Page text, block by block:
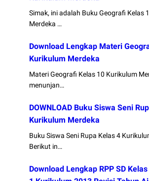
Simak, ini adalah Buku Geografi Kelas
Merdeka …
Download Lengkap Materi
Kurikulum Merdeka
Materi Geografi Kelas 10 Kurikulum
menunjan…
DOWNLOAD Buku Siswa Seni
Kurikulum Merdeka
Buku Siswa Seni Rupa Kelas 4
Berikut in…
Download Lengkap RPP SD